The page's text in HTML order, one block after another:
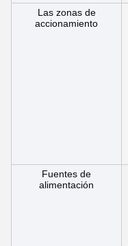
Las zonas de
accionamiento
Fuentes de
alimentación